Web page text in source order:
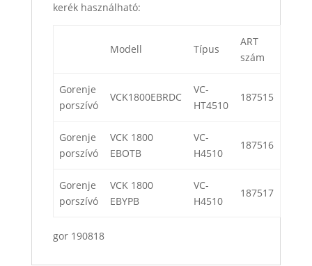
kerék használható:
Modell Típus
ART
szám
Gorenje
porszívó
VCK1800EBRDC
VC-
HT4510
187515
Gorenje
porszívó
VCK 1800
EBOTB
VC-
H4510
187516
Gorenje
porszívó
VCK 1800
EBYPB
VC-
H4510
187517
gor 190818